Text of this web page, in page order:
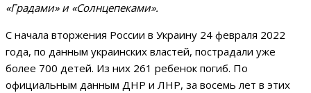
«Градами» и «Солнцепеками».
С начала вторжения России в Украину 24 февраля 2022
года, по данным украинских властей, пострадали уже
более 700 детей. Из них 261 ребенок погиб. По
официальным данным ДНР и ЛНР, за восемь лет в этих